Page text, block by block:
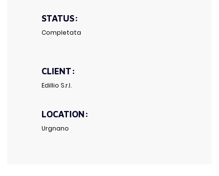
STATUS:
Completata
CLIENT:
Edillio S.r.l.
LOCATION:
Urgnano